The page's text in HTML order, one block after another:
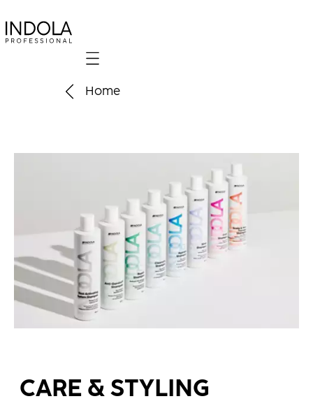
Mobile navigation
Home
CARE & STYLING